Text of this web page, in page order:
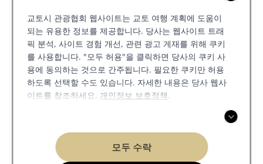
교토시 관광협회 웹사이트는 교토 여행 계획에 도움이
되는 유용한 정보를 제공합니다. 당사는 웹사이트 트래
픽 분석, 사이트 경험 개선, 관련 광고 게재를 위해 쿠키
를 사용합니다. "모두 허용"을 클릭하면 당사의 쿠키 사
용에 동의하는 것으로 간주됩니다. 필요한 쿠키만 허용
하도록 선택할 수도 있습니다. 자세한 내용은 당사 웹사
이트를 참조하세요. 개인정보 보호정책.
모두 수락
역사 & 종교
역사와 종교에 대해 더 알아보세요
예술 & 문화 아침 & 밤